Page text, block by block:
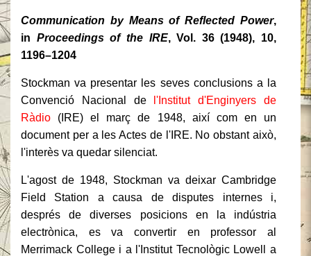
Communication by Means of Reflected Power,
in Proceedings of the IRE, Vol. 36 (1948), 10,
1196–1204
Stockman va presentar les seves conclusions a la
Convenció Nacional de
l'Institut d'Enginyers de
Ràdio (IRE) el març de 1948, així com en un
document per a les Actes de l'IRE. No obstant això,
l'interès va quedar silenciat.
L'agost de 1948, Stockman va deixar Cambridge
Field Station a causa de disputes internes i,
després de diverses posicions en la indústria
electrònica, es va convertir en professor al
Merrimack College i a l'Institut Tecnològic Lowell a